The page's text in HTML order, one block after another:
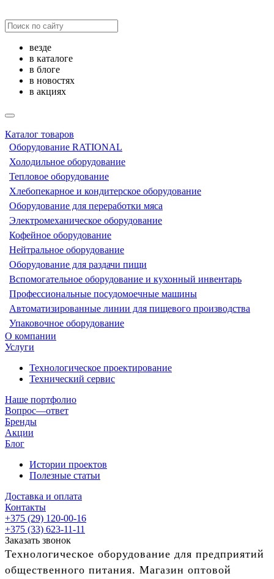
везде
в каталоге
в блоге
в новостях
в акциях
Каталог товаров
Оборудование RATIONAL
Холодильное оборудование
Тепловое оборудование
Хлебопекарное и кондитерское оборудование
Оборудование для переработки мяса
Электромеханическое оборудование
Кофейное оборудование
Нейтральное оборудование
Оборудование для раздачи пищи
Вспомогательное оборудование и кухонный инвентарь
Профессиональные посудомоечные машины
Автоматизированные линии для пищевого производства
Упаковочное оборудование
О компании
Услуги
Технологическое проектирование
Технический сервис
Наше портфолио
Вопрос—ответ
Бренды
Акции
Блог
Истории проектов
Полезные статьи
Доставка и оплата
Контакты
+375 (29) 120-00-16
+375 (33) 623-11-11
Заказать звонок
Технологическое оборудование для предприятий
общественного питания. Магазин оптовой